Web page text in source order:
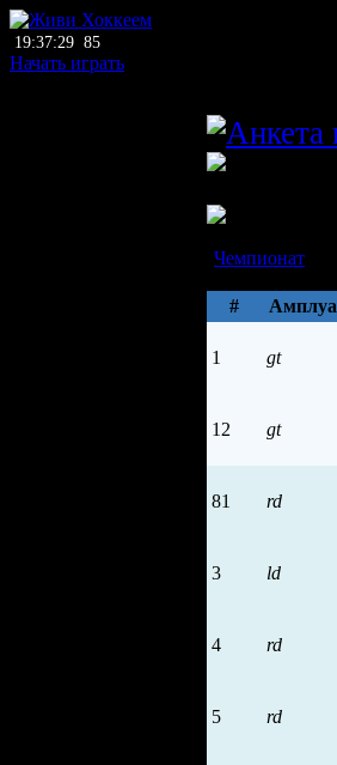
19:37:29 85
Начать играть
Чемпионат
#
Амплуа
1 gt
12 gt
81 rd
3 ld
4 rd
5 rd